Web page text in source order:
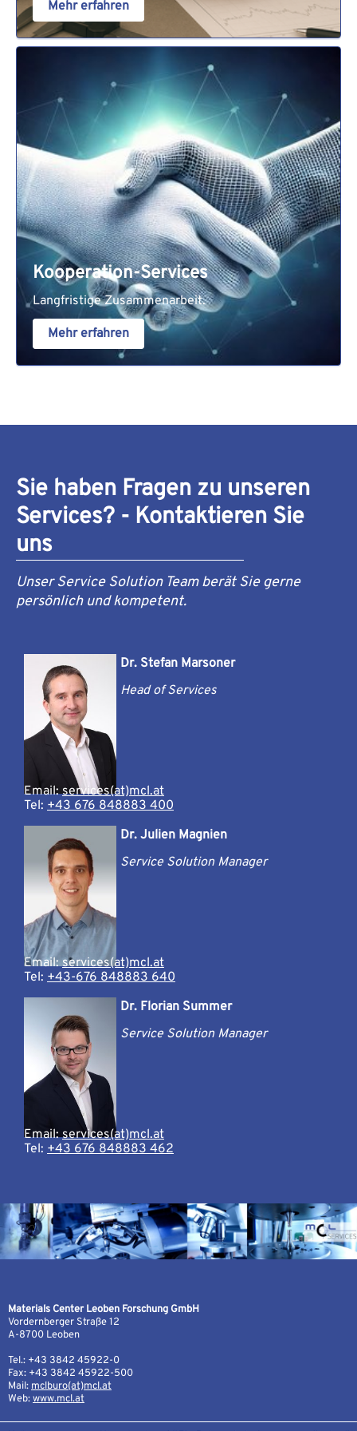
Mehr erfahren
Kooperation-Services
Langfristige Zusammenarbeit.
Mehr erfahren
Sie haben Fragen zu unseren
Services? - Kontaktieren Sie
uns
Unser Service Solution Team berät Sie gerne
persönlich und kompetent.
Dr. Stefan Marsoner
Head of Services
Email:services(at)mcl.at
Tel: +43 676 848883 400
Dr. Julien Magnien
Service Solution Manager
Email:services(at)mcl.at
Tel: +43-676 848883 640
Dr. Florian Summer
Service Solution Manager
Email:services(at)mcl.at
Tel: +43 676 848883 462
Materials Center Leoben Forschung GmbH
Vordernberger Straße 12
A-8700 Leoben
Tel.: +43 3842 45922-0
Fax: +43 3842 45922-500
Mail: mclburo(at)mcl.at
Web:www.mcl.at